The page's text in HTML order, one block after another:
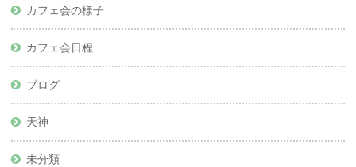
カフェ会の様子
カフェ会日程
ブログ
天神
未分類